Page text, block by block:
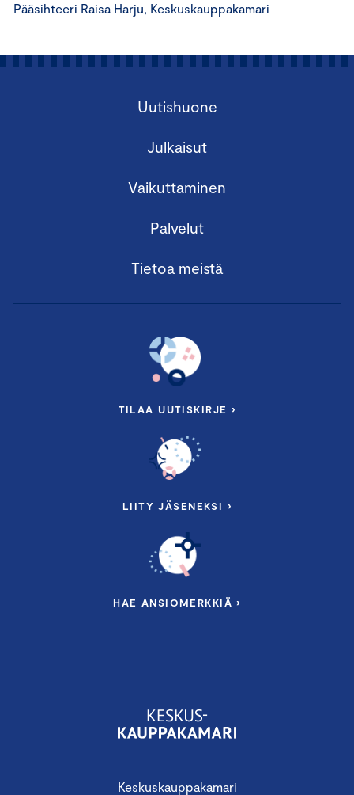
Pääsihteeri Raisa Harju, Keskuskauppakamari
Keskuskauppakamari
Uutishuone
Julkaisut
Vaikuttaminen
Palvelut
Tietoa meistä
TILAA UUTISKIRJE ›
LIITY JÄSENEKSI ›
HAE ANSIOMERKKIÄ ›